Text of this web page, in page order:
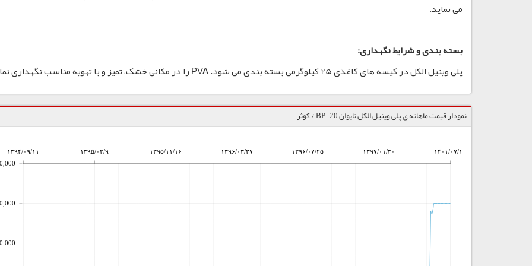
می نماید.
بسته بندی و شرایط نگهداری:
پلی وینیل الکل در کیسه های کاغذی 25 کیلوگرمی بسته بندی می شود. PVA را در مکانی خشک، تمیز و با تهویه مناسب نگهداری نمائید.
نمودار قیمت ماهانه ی پلی وینیل الکل تایوان BP-20 / کوثر
۱۳۹۴/۰۹/۱۱ ۱۳۹۵/۰۳/۹ ۱۳۹۵/۱۱/۱۶ ۱۳۹۶/۰۳/۲۷ ۱۳۹۶/۰۷/۲۵ ۱۳۹۷/۰۱/۳۰ ۱۴۰۱/۰۷/۱۸